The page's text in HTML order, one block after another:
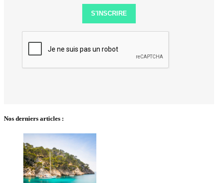
S'INSCRIRE
Nos derniers articles :